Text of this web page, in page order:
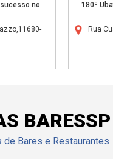
no
180º
Rua
BARESSP
Bares e Restaurantes